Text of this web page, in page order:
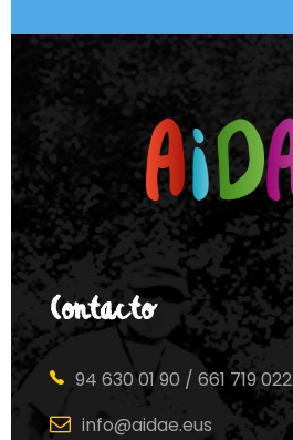
Contacto
94 630 01 90 / 661 719 022
info@aidae.eus